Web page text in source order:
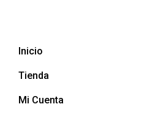
Inicio
Tienda
Mi Cuenta